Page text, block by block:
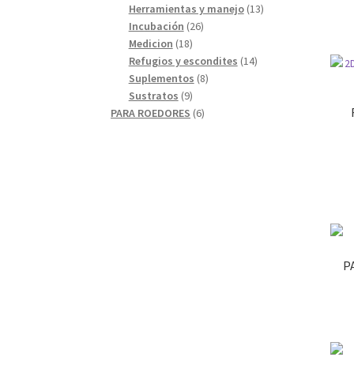
productos
Herramientas y manejo 1313
Incubación 2626
Medicion 1818
productos
Refugios y escondites 1414
Suplementos 88
Sustratos 99
productos
PARA ROEDORES 66